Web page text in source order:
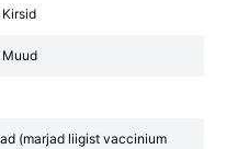
Kirsid
Muud
(marjad liigist vaccinium